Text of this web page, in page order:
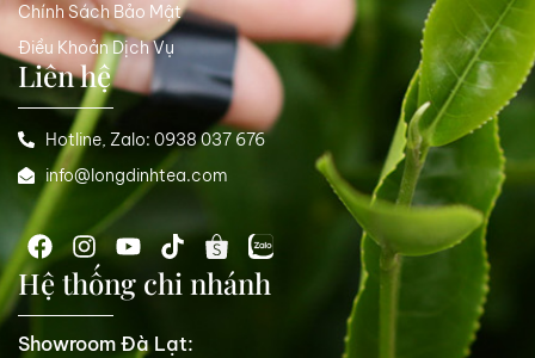
Chính Sách Bảo Mật
Điều Khoản Dịch Vụ
Liên hệ
Hotline, Zalo: 0938 037 676
info@longdinhtea.com
Hệ thống chi nhánh
Showroom Đà Lạt: